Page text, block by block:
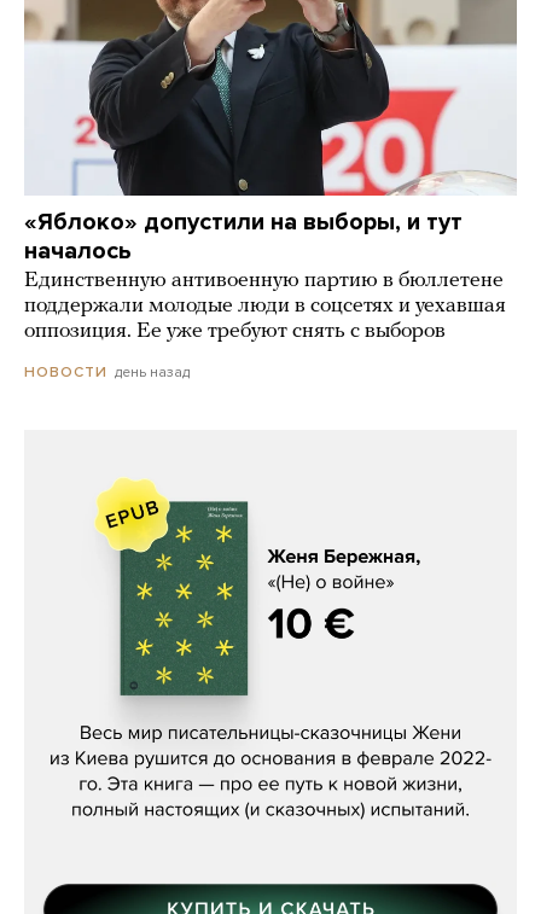
«Яблоко» допустили на выборы, и тут
началось
Единственную антивоенную партию в бюллетене
поддержали молодые люди в соцсетях и уехавшая
оппозиция. Ее уже требуют снять с выборов
НОВОСТИ день назад
Женя Бережная, «(Не) о войне»